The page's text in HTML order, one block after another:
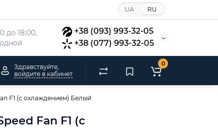
UA RU
до 18:00,
+38 (093) 993-32-05
+38 (077) 993-32-05
Здравствуйте,
войдите в кабинет
0
F1 (с охлаждением) Белый
Fan F1 (с